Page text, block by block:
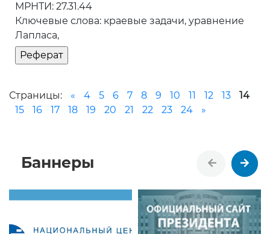
МРНТИ: 27.31.44
Ключевые слова: краевые задачи, уравнение
Лапласа,
Страницы: « 4 5 6 7 8 9 10 11 12 13
14
15
16 17 18 19 20 21 22 23 24 »
Баннеры